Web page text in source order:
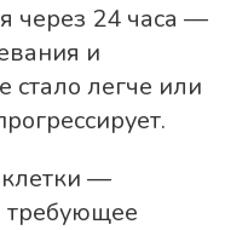
через 24 часа —
и
легче или
—
требующее